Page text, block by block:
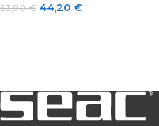
53,90€ 44,20 €